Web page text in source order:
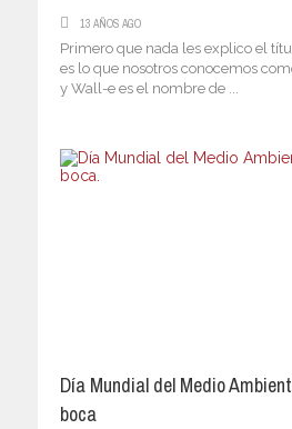
13 AÑOS AGO
Primero que nada les explico el
es lo que nosotros conocemos
y Wall-e es el nombre de ...
Día Mundial del Medio
boca